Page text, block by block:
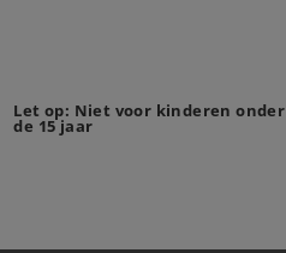
Let op: Niet voor kinderen onder
de 15 jaar